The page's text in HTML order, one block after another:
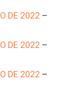
DE 2022 –
DE 2022 –
DE 2022 –